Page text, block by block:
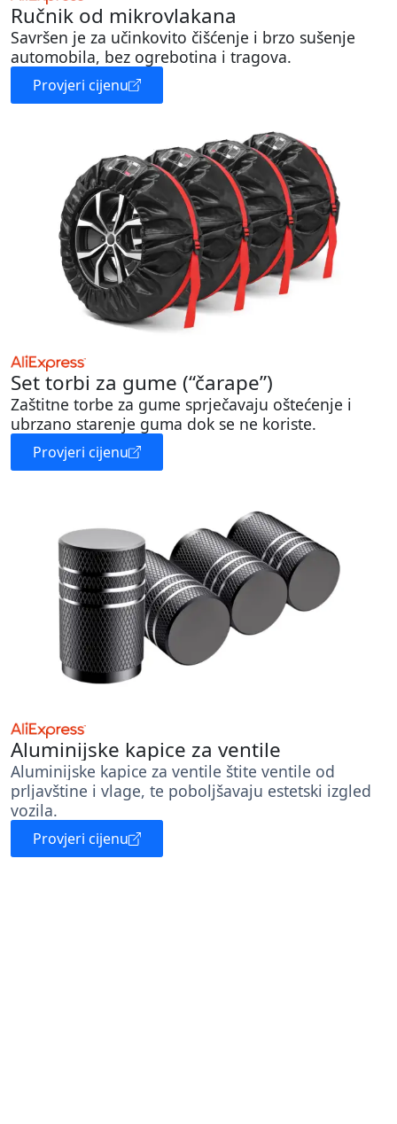
Ručnik od mikrovlakana
Savršen je za učinkovito čišćenje i brzo sušenje
automobila, bez ogrebotina i tragova.
Provjeri cijenu
Set torbi za gume (“čarape”)
Zaštitne torbe za gume sprječavaju oštećenje i
ubrzano starenje guma dok se ne koriste.
Provjeri cijenu
Aluminijske kapice za ventile
Aluminijske kapice za ventile štite ventile od
prljavštine i vlage, te poboljšavaju estetski izgled
vozila.
Provjeri cijenu